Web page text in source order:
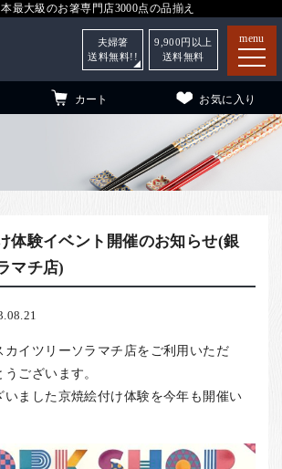
最大級のお箸専門店3000点の品揃え
menu
自宅用）
ついて
ついて
様
カート お気に入り
夫婦箸
送料無料!!
9,900 円以上
送料無料
体験イベント開催のお知らせ(銀
マチ店)
カイツリーソラマチ店をご利用いただ
ございます。
いました京焼絵付け体験を今年も開催い